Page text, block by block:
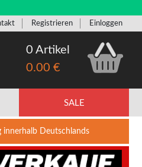
Registrieren Einloggen
0 Artikel
0.00 €
SALE
innerhalb Deutschlands